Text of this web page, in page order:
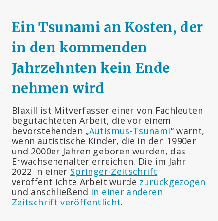
Ein Tsunami an Kosten, der
in den kommenden
Jahrzehnten kein Ende
nehmen wird
Blaxill ist Mitverfasser einer von Fachleuten
begutachteten Arbeit, die vor einem
bevorstehenden „Autismus-Tsunami“ warnt,
wenn autistische Kinder, die in den 1990er
und 2000er Jahren geboren wurden, das
Erwachsenenalter erreichen. Die im Jahr
2022 in einer Springer-Zeitschrift
veröffentlichte Arbeit wurde zurückgezogen
und anschließend in einer anderen
Zeitschrift veröffentlicht.